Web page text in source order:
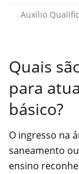
Auxílio
Quais
para
básico?
O ingresso na
saneamento
ensino